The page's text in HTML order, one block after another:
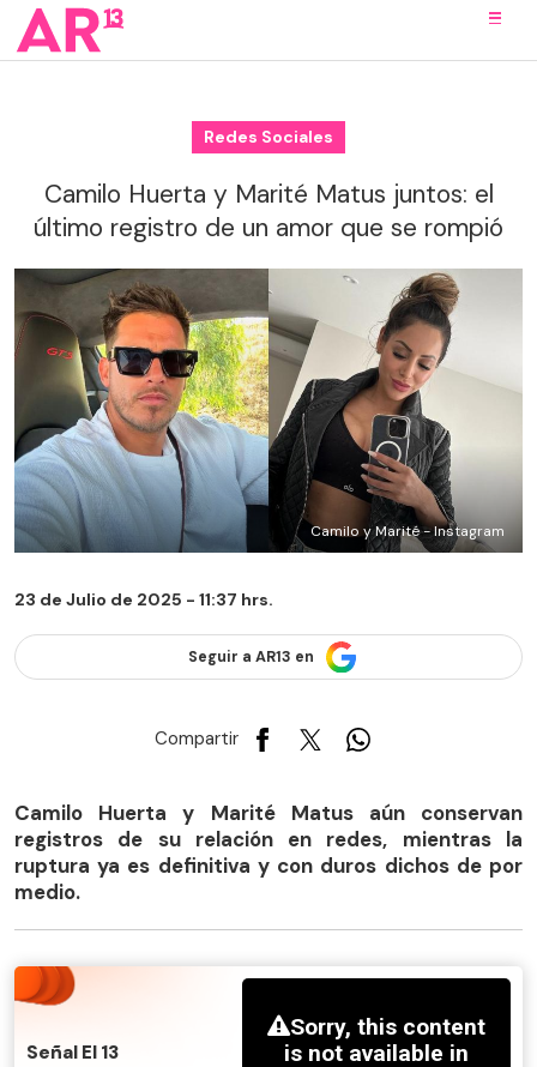
Redes Sociales
Camilo Huerta y Marité Matus juntos: el
último registro de un amor que se rompió
Camilo y Marité - Instagram
23 de Julio de 2025 - 11:37 hrs.
Seguir a AR13 en
Compartir
Camilo Huerta y Marité Matus aún conservan
registros de su relación en redes, mientras la
ruptura ya es definitiva y con duros dichos de por
medio.
Señal El 13